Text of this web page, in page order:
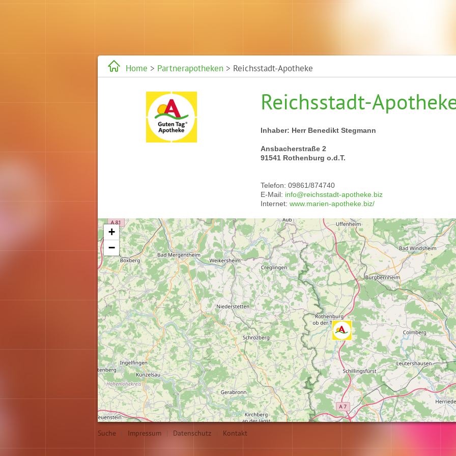
Home > Partnerapotheken > Reichsstadt-Apotheke
Reichsstadt-
Inhaber: Herr Benedikt Stegmann
Ansbacherstraße 2
91541 Rothenburg o.d.T.
Telefon: 09861/874740
E-Mail: info@reichsstadt-apotheke.biz
Internet: www.marien-apotheke.biz/
Karte wird geladen...
+
−
Suche | Impressum | Datenschutz | Kontakt